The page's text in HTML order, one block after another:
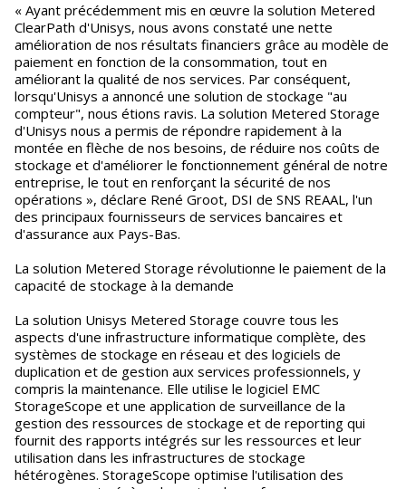
« Ayant précédemment mis en œuvre la solution Metered
ClearPath d'Unisys, nous avons constaté une nette
amélioration de nos résultats financiers grâce au modèle de
paiement en fonction de la consommation, tout en
améliorant la qualité de nos services. Par conséquent,
lorsqu'Unisys a annoncé une solution de stockage "au
compteur", nous étions ravis. La solution Metered Storage
d'Unisys nous a permis de répondre rapidement à la
montée en flèche de nos besoins, de réduire nos coûts de
stockage et d'améliorer le fonctionnement général de notre
entreprise, le tout en renforçant la sécurité de nos
opérations », déclare René Groot, DSI de SNS REAAL, l'un
des principaux fournisseurs de services bancaires et
d'assurance aux Pays-Bas.
La solution Metered Storage révolutionne le paiement de la
capacité de stockage à la demande
La solution Unisys Metered Storage couvre tous les
aspects d'une infrastructure informatique complète, des
systèmes de stockage en réseau et des logiciels de
duplication et de gestion aux services professionnels, y
compris la maintenance. Elle utilise le logiciel EMC
StorageScope et une application de surveillance de la
gestion des ressources de stockage et de reporting qui
fournit des rapports intégrés sur les ressources et leur
utilisation dans les infrastructures de stockage
hétérogènes. StorageScope optimise l'utilisation des